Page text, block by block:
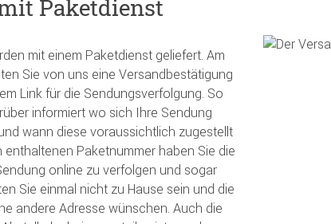
Paketdienst
mit einem Paketdienst geliefert. Am
Sie von uns eine Versandbestätigung
Link für die Sendungsverfolgung. So
informiert wo sich Ihre Sendung
wann diese voraussichtlich zugestellt
enthaltenen Paketnummer haben Sie die
online zu verfolgen und sogar
Sie einmal nicht zu Hause sein und die
andere Adresse wünschen. Auch die